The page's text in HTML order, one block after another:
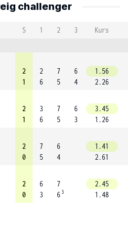
challenger
S 1 2 3
Kurs
2
1
2
6
7
5
6
4
1.56
2.26
2
1
3
6
7
5
6
3
3.45
1.26
2
0
7
5
6
4
1.41
2.61
2
0
6
3
7
6 3
2.45
1.48